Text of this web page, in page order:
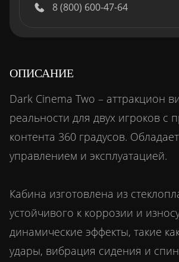
8 (800) 600-47-64
ОПИСАНИЕ
Dark Cinema Two – аттракцион
реальности для двух игроков с
контента 360 градусов.
управлением и эксплуатацией.
Кабина изготовлена из
устойчивого к коррозии и
динамические эффекты, такие
удары, вибрация сидения и